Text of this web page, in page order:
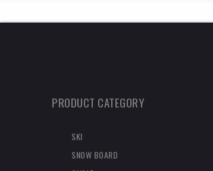
PRODUCT CATEGORY
SKI
SNOW BOARD